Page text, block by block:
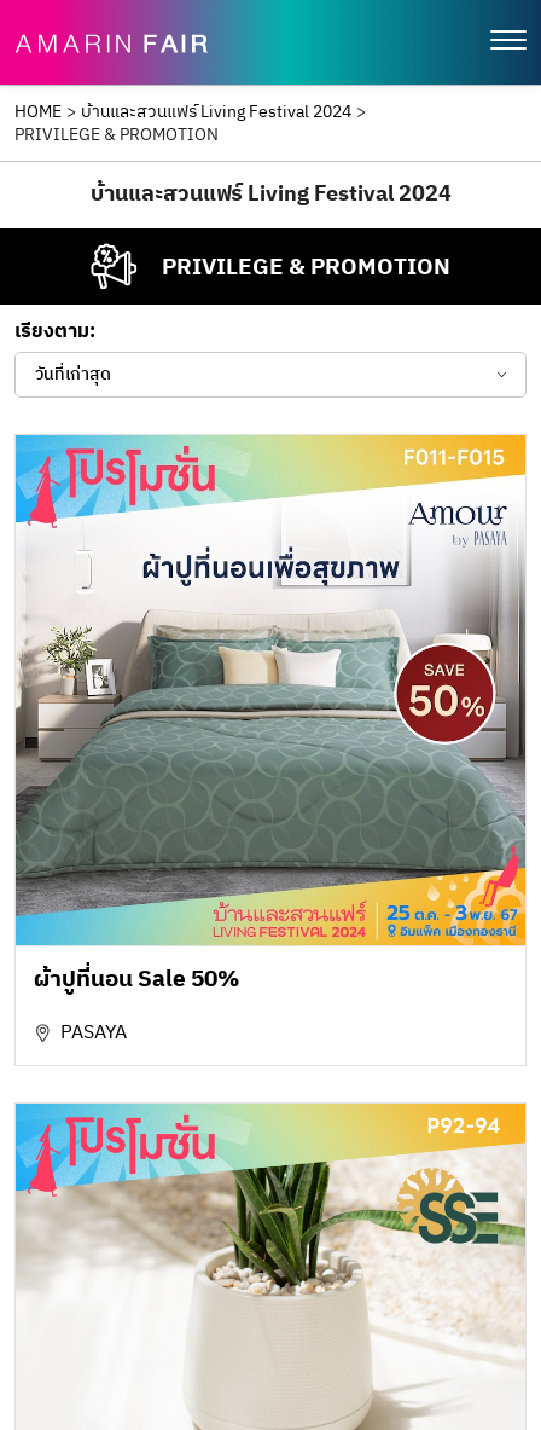
HOME > บ้านและสวนแฟร์ Living Festival 2024 >
PRIVILEGE & PROMOTION
บ้านและสวนแฟร์ Living Festival 2024
PRIVILEGE & PROMOTION
เรียงตาม:
วันที่เก่าสุด
ผ้าปูที่นอน Sale 50%
PASAYA